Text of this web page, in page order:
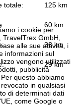
i cookie per
GmbH,
alle sue attività, i
informazioni sul
vengono utilizzati
pubblicità
questo abbiamo
in qualsiasi
di determinati dati
come Google o
totale: 125 km
60 km
36 km
29 km